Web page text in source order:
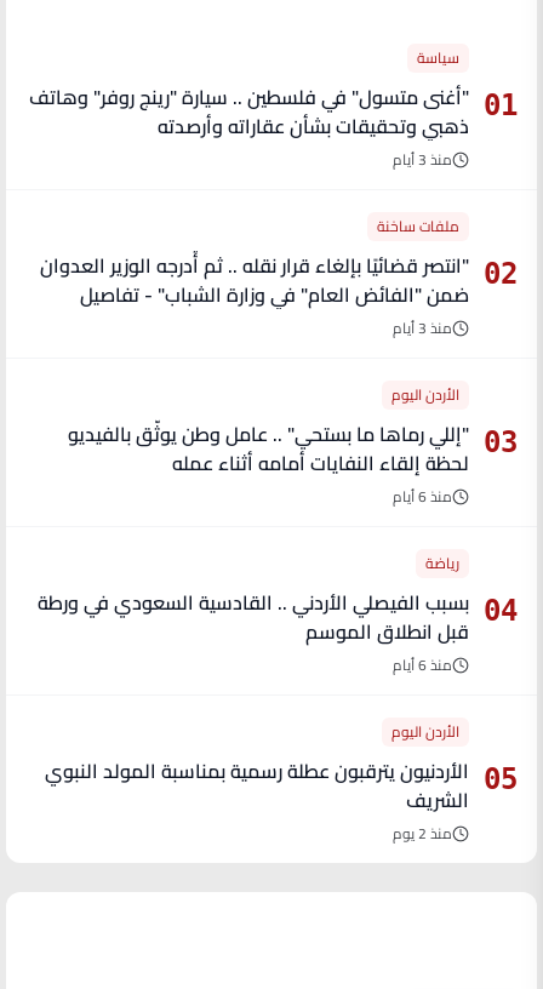
01
سياسة
"أغنى متسول" في فلسطين .. سيارة "رينج روفر" وهاتف
ذهبي وتحقيقات بشأن عقاراته وأرصدته
منذ 3 أيام
02
ملفات ساخنة
"انتصر قضائيًا بإلغاء قرار نقله .. ثم أُدرجه الوزير العدوان
ضمن "الفائض العام" في وزارة الشباب" - تفاصيل
منذ 3 أيام
03
الأردن اليوم
"إللي رماها ما بستحي" .. عامل وطن يوثّق بالفيديو
لحظة إلقاء النفايات أمامه أثناء عمله
منذ 6 أيام
04
رياضة
بسبب الفيصلي الأردني .. القادسية السعودي في ورطة
قبل انطلاق الموسم
منذ 6 أيام
05
الأردن اليوم
الأردنيون يترقبون عطلة رسمية بمناسبة المولد النبوي
الشريف
منذ 2 يوم